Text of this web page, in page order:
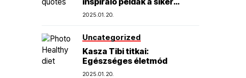
elérésére
2025.01.20.
Uncategorized
Kasza Tibi titkai:
Egészséges életmód
2025.01.20.